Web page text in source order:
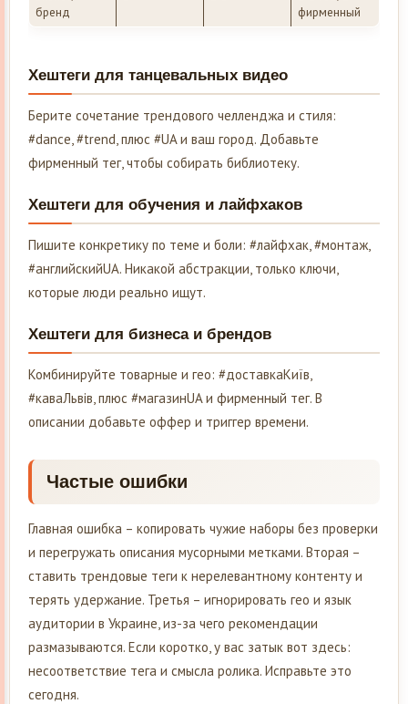
бренд
фирменный
Хештеги для танцевальных видео
Берите сочетание трендового челленджа и стиля:
#dance, #trend, плюс #UA и ваш город. Добавьте
фирменный тег, чтобы собирать библиотеку.
Хештеги для обучения и лайфхаков
Пишите конкретику по теме и боли: #лайфхак, #монтаж,
#английскийUA. Никакой абстракции, только ключи,
которые люди реально ищут.
Хештеги для бизнеса и брендов
Комбинируйте товарные и гео: #доставкаКиїв,
#каваЛьвів, плюс #магазинUA и фирменный тег. В
описании добавьте оффер и триггер времени.
Частые ошибки
Главная ошибка – копировать чужие наборы без проверки
и перегружать описания мусорными метками. Вторая –
ставить трендовые теги к нерелевантному контенту и
терять удержание. Третья – игнорировать гео и язык
аудитории в Украине, из-за чего рекомендации
размазываются. Если коротко, у вас затык вот здесь:
несоответствие тега и смысла ролика. Исправьте это
сегодня.